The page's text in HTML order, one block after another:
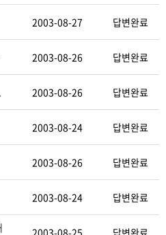
×
력해 주십시오.
2003-08-27 답변완료
2003-08-26 답변완료
2003-08-26 답변완료
2003-08-24 답변완료
2003-08-26 답변완료
2003-08-24 답변완료
2003-08-25 답변완료